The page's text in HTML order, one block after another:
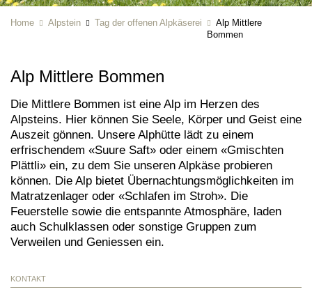
Home Alpstein Tag der offenen Alpkäserei
Alp Mittlere
Bommen
Alp Mittlere Bommen
Die Mittlere Bommen ist eine Alp im Herzen des
Alpsteins. Hier können Sie Seele, Körper und Geist eine
Auszeit gönnen. Unsere Alphütte lädt zu einem
erfrischendem «Suure Saft» oder einem «Gmischten
Plättli» ein, zu dem Sie unseren Alpkäse probieren
können. Die Alp bietet Übernachtungsmöglichkeiten im
Matratzenlager oder «Schlafen im Stroh». Die
Feuerstelle sowie die entspannte Atmosphäre, laden
auch Schulklassen oder sonstige Gruppen zum
Verweilen und Geniessen ein.
KONTAKT